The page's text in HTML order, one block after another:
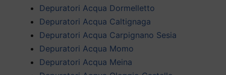
Depuratori Acqua Dormelletto
Depuratori Acqua Caltignaga
Depuratori Acqua Carpignano Sesia
Depuratori Acqua Momo
Depuratori Acqua Meina